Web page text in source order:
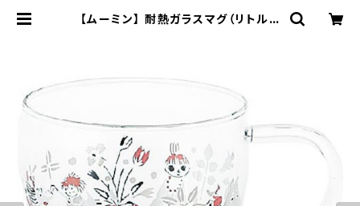
【ムーミン】 耐熱ガラスマグ（リトルミ